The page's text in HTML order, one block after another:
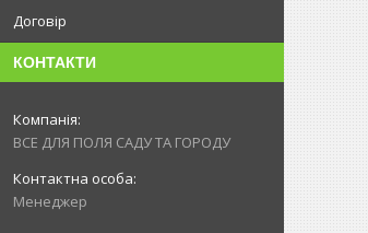
Договір
КОНТАКТИ
ВСЕ ДЛЯ ПОЛЯ САДУ ТА ГОРОДУ
Менеджер